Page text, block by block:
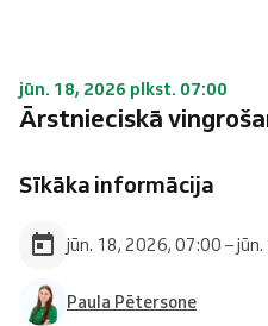
jūn. 18, 2026 plkst. 07:00
Ārstnieciskā
Sīkāka informācija
jūn. 18, 2026, 07:00 –
Paula Pētersone